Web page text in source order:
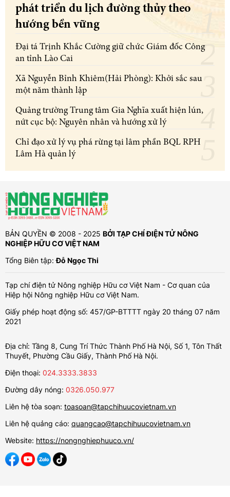
phát triển du lịch đường thủy theo
hướng bền vững
Đại tá Trịnh Khắc Cường giữ chức Giám đốc Công
an tỉnh Lào Cai
Xã Nguyễn Bỉnh Khiêm(Hải Phòng): Khởi sắc sau
một năm thành lập
Quảng trường Trung tâm Gia Nghĩa xuất hiện lún,
nứt cục bộ: Nguyên nhân và hướng xử lý
Chỉ đạo xử lý vụ phá rừng tại lâm phần BQL RPH
Lâm Hà quản lý
BẢN QUYỀN © 2008 - 2025 BỞI TẠP CHÍ ĐIỆN TỬ NÔNG
NGHIỆP HỮU CƠ VIỆT NAM
Tổng Biên tập:Đỗ Ngọc Thi
Tạp chí điện tử Nông nghiệp Hữu cơ Việt Nam - Cơ quan của
Hiệp hội Nông nghiệp Hữu cơ Việt Nam.
Giấy phép hoạt động số: 457/GP-BTTTT ngày 20 tháng 07 năm
2021
Địa chỉ: Tầng 8, Cung Trí Thức Thành Phố Hà Nội, Số 1, Tôn Thất
Thuyết, Phường Cầu Giấy, Thành Phố Hà Nội.
Điện thoại: 024.3333.3833
Đường dây nóng: 0326.050.977
Liên hệ tòa soạn: toasoan@tapchihuucovietnam.vn
Liên hệ quảng cáo: quangcao@tapchihuucovietnam.vn
Website: https://nongnghiephuuco.vn/